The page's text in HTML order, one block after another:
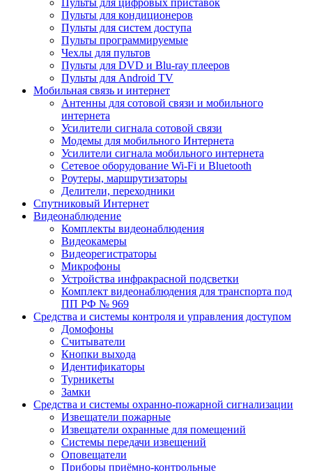
Пульты для цифровых приставок
Пульты для кондиционеров
Пульты для систем доступа
Пульты программируемые
Чехлы для пультов
Пульты для DVD и Blu-ray плееров
Пульты для Android TV
Мобильная связь и интернет
Антенны для сотовой связи и мобильного
интернета
Усилители сигнала сотовой связи
Модемы для мобильного Интернета
Усилители сигнала мобильного интернета
Сетевое оборудование Wi-Fi и Bluetooth
Роутеры, маршрутизаторы
Делители, переходники
Спутниковый Интернет
Видеонаблюдение
Комплекты видеонаблюдения
Видеокамеры
Видеорегистраторы
Микрофоны
Устройства инфракрасной подсветки
Комплект видеонаблюдения для транспорта под
ПП РФ № 969
Средства и системы контроля и управления доступом
Домофоны
Считыватели
Кнопки выхода
Идентификаторы
Турникеты
Замки
Средства и системы охранно-пожарной сигнализации
Извещатели пожарные
Извещатели охранные для помещений
Системы передачи извещений
Оповещатели
Приборы приёмно-контрольные